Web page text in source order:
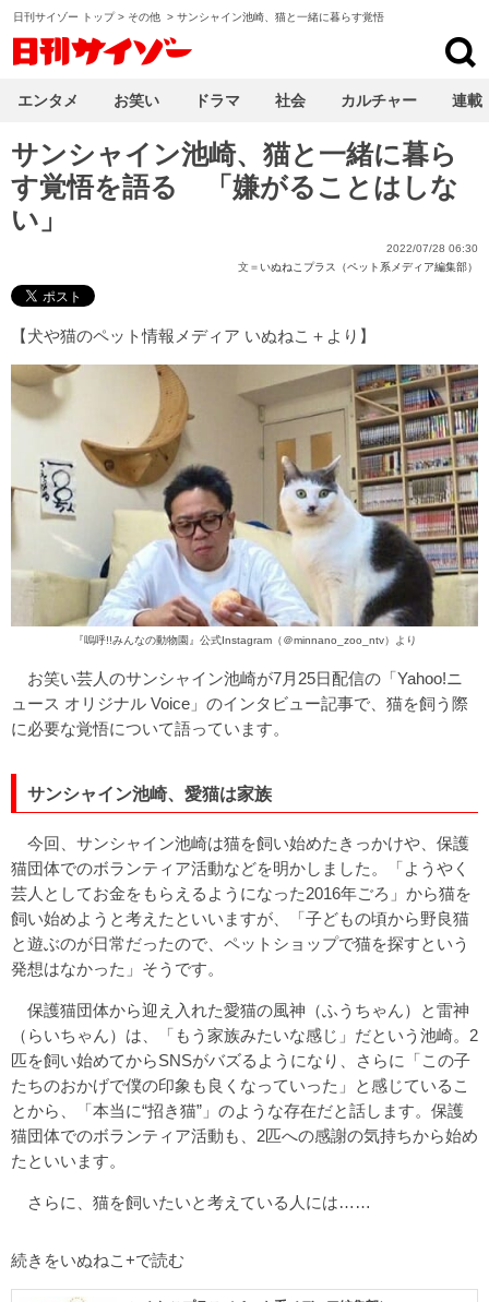
日刊サイゾー トップ> その他 > サンシャイン池崎、猫と一緒に暮らす覚悟
サンシャイン池崎、猫と一緒に暮ら
す覚悟を語る 「嫌がることはしな
い」
2022/07/28 06:30
文＝いぬねこプラス（ペット系メディア編集部）
【犬や猫のペット情報メディア いぬねこ＋ より】
『嗚呼!!みんなの動物園』公式Instagram（＠minnano_zoo_ntv）より
お笑い芸人のサンシャイン池崎が7月25日配信の「Yahoo!ニ
ュース オリジナル Voice」のインタビュー記事で、猫を飼う際
に必要な覚悟について語っています。
サンシャイン池崎、愛猫は家族
今回、サンシャイン池崎は猫を飼い始めたきっかけや、保護
猫団体でのボランティア活動などを明かしました。「ようやく
芸人としてお金をもらえるようになった2016年ごろ」から猫を
飼い始めようと考えたといいますが、「子どもの頃から野良猫
と遊ぶのが日常だったので、ペットショップで猫を探すという
発想はなかった」そうです。
保護猫団体から迎え入れた愛猫の風神（ふうちゃん）と雷神
（らいちゃん）は、「もう家族みたいな感じ」だという池崎。2
匹を飼い始めてからSNSがバズるようになり、さらに「この子
たちのおかげで僕の印象も良くなっていった」と感じているこ
とから、「本当に“招き猫”」のような存在だと話します。保護
猫団体でのボランティア活動も、2匹への感謝の気持ちから始め
たといいます。
さらに、猫を飼いたいと考えている人には……
続きをいぬねこ+で読む
エンタメ お笑い ドラマ 社会 カルチャー 連載